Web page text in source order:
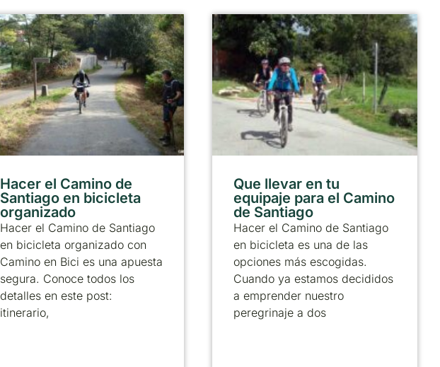
Hacer el Camino de
Santiago en bicicleta
organizado
Hacer el Camino de Santiago
en bicicleta organizado con
Camino en Bici es una apuesta
segura. Conoce todos los
detalles en este post:
itinerario,
Que llevar en tu
equipaje para el Camino
de Santiago
Hacer el Camino de Santiago
en bicicleta es una de las
opciones más escogidas.
Cuando ya estamos decididos
a emprender nuestro
peregrinaje a dos